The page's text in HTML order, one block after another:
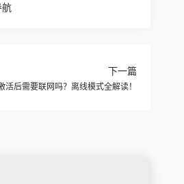
航
下一篇
后需要联网吗？离线模式全解读！